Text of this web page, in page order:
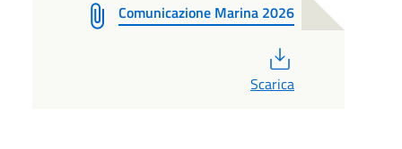
Comunicazione Marina 2026
Scarica